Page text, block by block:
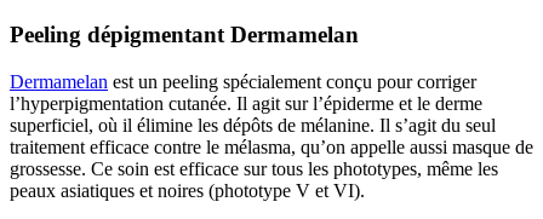
Peeling dépigmentant Dermamelan
Dermamelan est un peeling spécialement conçu pour corriger
l’hyperpigmentation cutanée. Il agit sur l’épiderme et le derme
superficiel, où il élimine les dépôts de mélanine. Il s’agit du seul
traitement efficace contre le mélasma, qu’on appelle aussi masque de
grossesse. Ce soin est efficace sur tous les phototypes, même les
peaux asiatiques et noires (phototype V et VI).